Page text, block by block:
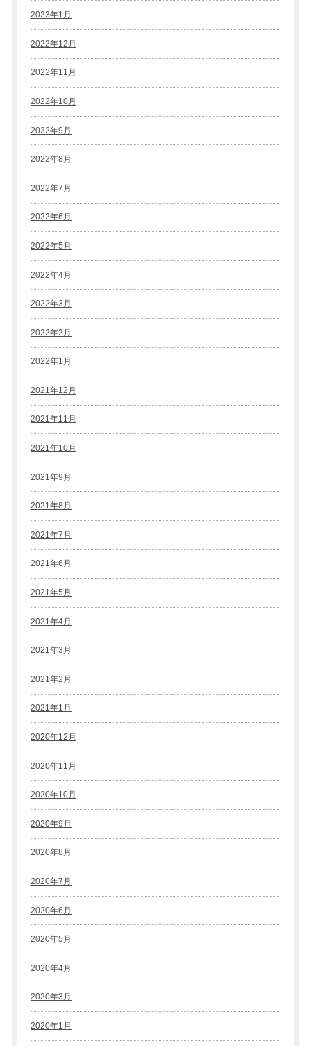
2023年1月
2022年12月
2022年11月
2022年10月
2022年9月
2022年8月
2022年7月
2022年6月
2022年5月
2022年4月
2022年3月
2022年2月
2022年1月
2021年12月
2021年11月
2021年10月
2021年9月
2021年8月
2021年7月
2021年6月
2021年5月
2021年4月
2021年3月
2021年2月
2021年1月
2020年12月
2020年11月
2020年10月
2020年9月
2020年8月
2020年7月
2020年6月
2020年5月
2020年4月
2020年3月
2020年1月